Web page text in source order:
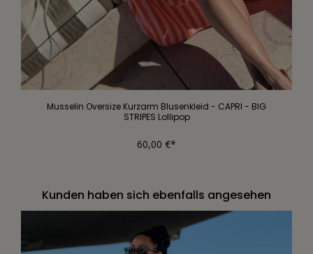
Musselin Oversize Kurzarm Blusenkleid - CAPRI - BIG
STRIPES Lollipop
60,00 €*
Kunden haben sich ebenfalls angesehen